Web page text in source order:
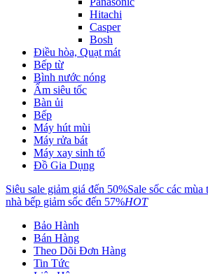
Hitachi
Casper
Bosh
Điều hòa, Quạt mát
Bếp từ
Bình nước nóng
Ấm siêu tốc
Bàn ủi
Bếp
Máy hút mùi
Máy rửa bát
Máy xay sinh tố
Đồ Gia Dụng
Siêu sale giảm giá đến 50%Sale sốc các
nhà bếp giảm sốc đến 57%HOT
Bảo Hành
Bán Hàng
Theo Dõi Đơn Hàng
Tin Tức